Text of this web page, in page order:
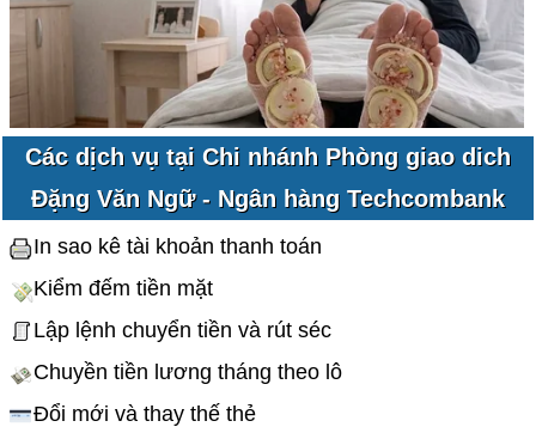
Các dịch vụ tại Chi nhánh Phòng giao dich
Đặng Văn Ngữ - Ngân hàng Techcombank
In sao kê tài khoản thanh toán
Kiểm đếm tiền mặt
Lập lệnh chuyển tiền và rút séc
Chuyền tiền lương tháng theo lô
Đổi mới và thay thế thẻ